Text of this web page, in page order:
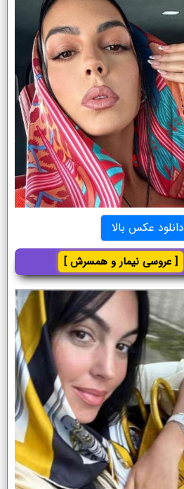
دانلود عکس بالا
[ عروسی نیمار و همسرش ]